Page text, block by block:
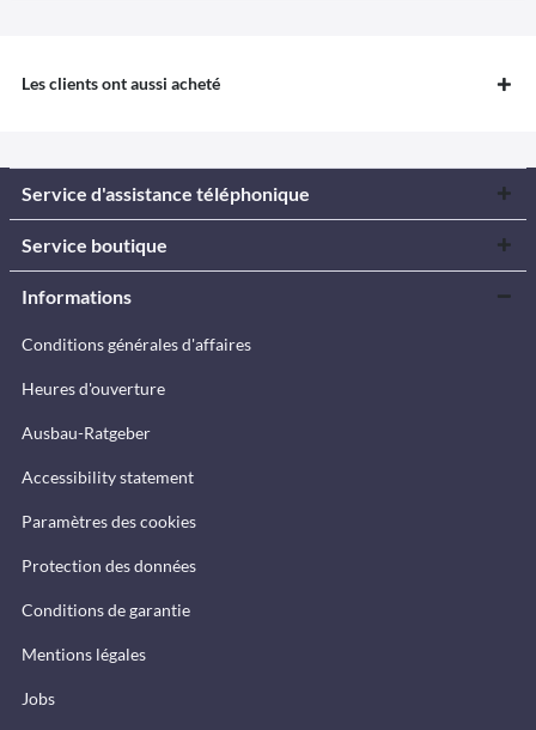
Les clients ont aussi acheté
Service d'assistance téléphonique
Service boutique
Informations
Conditions générales d'affaires
Heures d'ouverture
Ausbau-Ratgeber
Accessibility statement
Paramètres des cookies
Protection des données
Conditions de garantie
Mentions légales
Jobs